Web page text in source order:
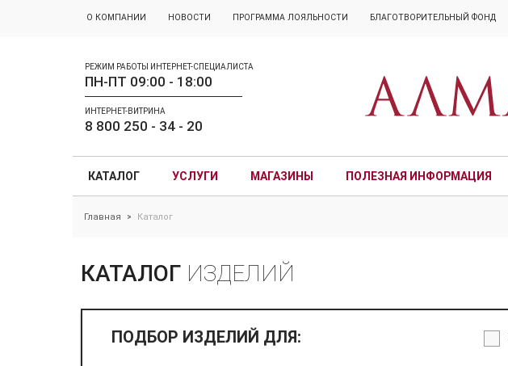
О КОМПАНИИ НОВОСТИ ПРОГРАММА ЛОЯЛЬНОСТИ БЛАГОТВОРИТЕЛЬНЫЙ ФОНД
РЕЖИМ РАБОТЫ ИНТЕРНЕТ-СПЕЦИАЛИСТА
ПН-ПТ 09:00 - 18:00
ИНТЕРНЕТ-ВИТРИНА
8 800 250 - 34 - 20
КАТАЛОГ УСЛУГИ МАГАЗИНЫ ПОЛЕЗНАЯ ИНФОРМАЦИЯ
Главная > Каталог
КАТАЛОГ ИЗДЕЛИЙ
ПОДБОР ИЗДЕЛИЙ ДЛЯ: